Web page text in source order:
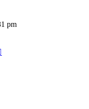
pm